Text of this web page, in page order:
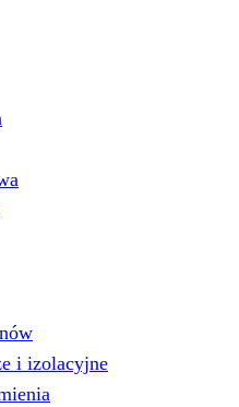
i izolacyjne